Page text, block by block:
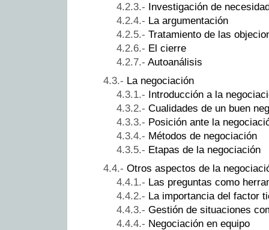
Investigación de
La argumentación
Tratamiento de las
El cierre
Autoanálisis
La negociación
Introducción a la
Cualidades de un buen
Posición ante la
Métodos de negociación
Etapas de la negociación
Otros aspectos de la
Las preguntas como
La importancia del factor
Gestión de situaciones
Negociación en equipo